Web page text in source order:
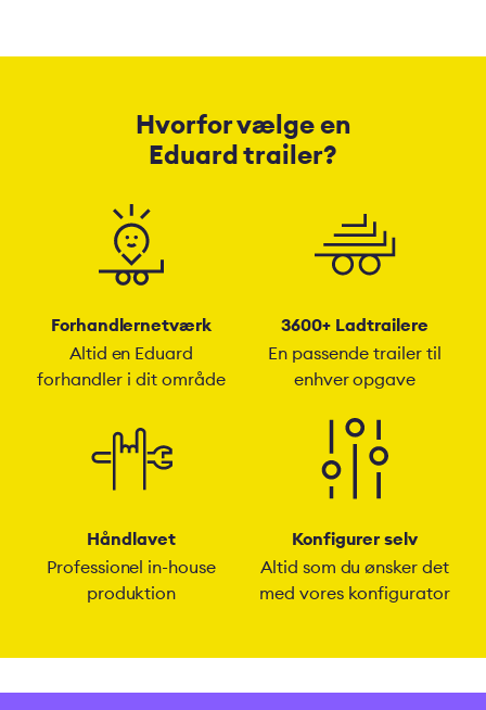
Hvorfor vælge en
Eduard trailer?
Forhandlernetværk
Altid en Eduard
forhandler i dit område
3600+ Ladtrailere
En passende trailer til
enhver opgave
Håndlavet
Professionel in-house
produktion
Konfigurer selv
Altid som du ønsker det
med vores konfigurator